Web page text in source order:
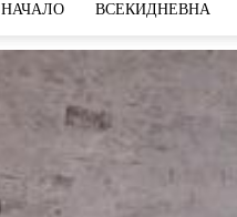
НАЧАЛО ВСЕКИДНЕВНА